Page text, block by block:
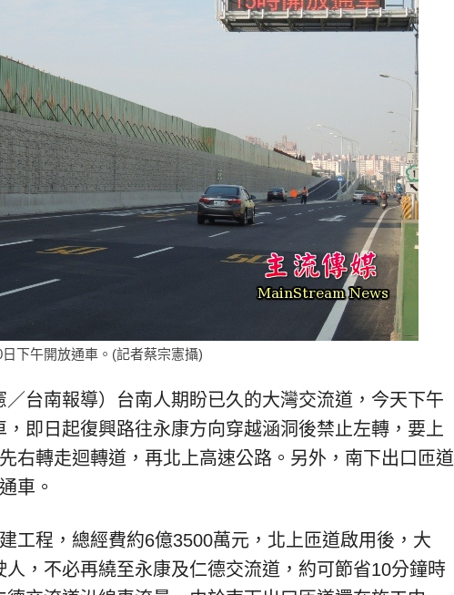
下午開放通車。(記者蔡宗憲攝)
／台南報導）台南人期盼已久的大灣交流道，今天下午
即日起復興路往永康方向穿越涵洞後禁止左轉，要上
右轉走迴轉道，再北上高速公路。另外，南下出口匝道
車。
工程，總經費約6億3500萬元，北上匝道啟用後，大
人，不必再繞至永康及仁德交流道，約可節省10分鐘時